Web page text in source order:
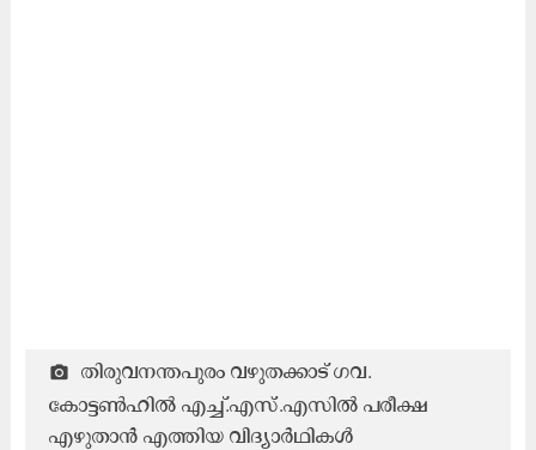
തിരുവനന്തപുരം വഴുതക്കാട് ഗവ.
കോട്ടൺഹിൽ എച്ച്.എസ്.എസിൽ പരീക്ഷ
എഴുതാൻ എത്തിയ വിദ്യാർഥികൾ